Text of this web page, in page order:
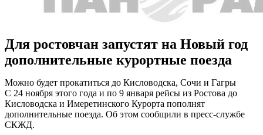
Для ростовчан запустят на Новый год
дополнительные курортные поезда
Можно будет прокатиться до Кисловодска, Сочи и Гагры
С 24 ноября этого года и по 9 января рейсы из Ростова до
Кисловодска и Имеретинского Курорта пополнят
дополнительные поезда. Об этом сообщили в пресс-службе
СКЖД.